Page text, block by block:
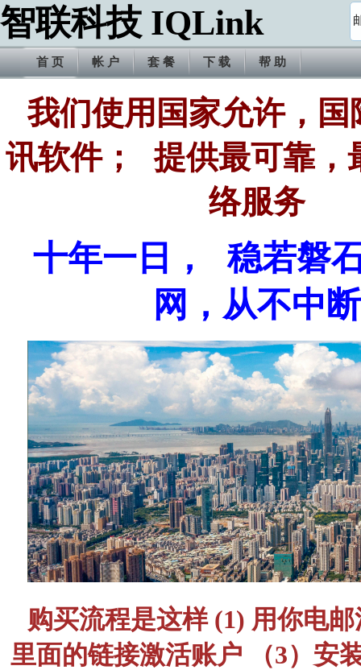
智联科技 IQLink
首 页 帐 户 套 餐 下 载 帮 助
我们使用国家允许，国
讯软件； 提供最可靠，
络服务
十年一日， 稳若磐
网，从不中断
购买流程是这样 (1) 用你电
里面的链接激活账户 （3）安